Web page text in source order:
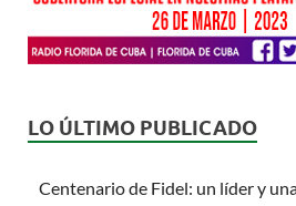
LO ÚLTIMO PUBLICADO
Centenario de Fidel: un líder y